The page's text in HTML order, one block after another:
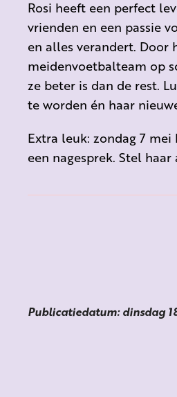
Rosi heeft een perfect
vrienden en een passie
en alles verandert. Door
meidenvoetbalteam op
ze beter is dan de rest.
te worden én haar
Extra leuk: zondag 7
een nagesprek. Stel haar
Publicatiedatum: dinsdag